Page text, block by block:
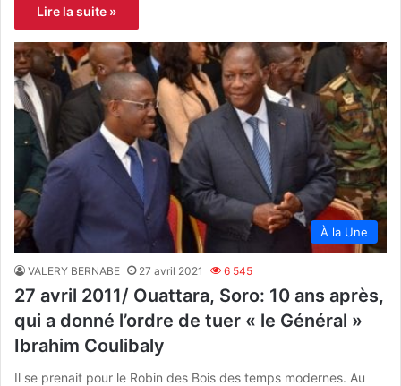
Lire la suite »
À la Une
VALERY BERNABE 27 avril 2021 6 545
27 avril 2011/ Ouattara, Soro: 10 ans après,
qui a donné l’ordre de tuer « le Général »
Ibrahim Coulibaly
Il se prenait pour le Robin des Bois des temps modernes. Au